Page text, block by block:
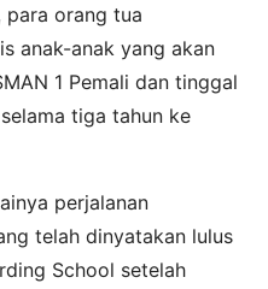
para orang tua
anak-anak yang akan
1 Pemali dan tinggal
tiga tahun ke
perjalanan
telah dinyatakan lulus
School setelah